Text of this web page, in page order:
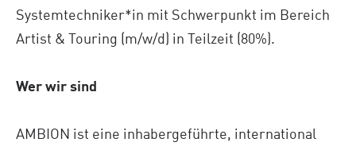
Systemtechniker*in mit Schwerpunkt im Bereich
Artist & Touring (m/w/d) in Teilzeit (80%).
Wer wir sind
AMBION ist eine inhabergeführte, international